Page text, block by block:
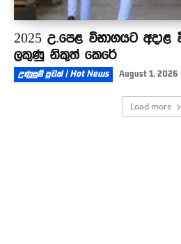
2025 උ.පෙළ විභාගයට අදාළ
ලකුණු නිකුත් කෙරේ
උණුසුම් පුවත් | Hot News August 1, 2026
Load more